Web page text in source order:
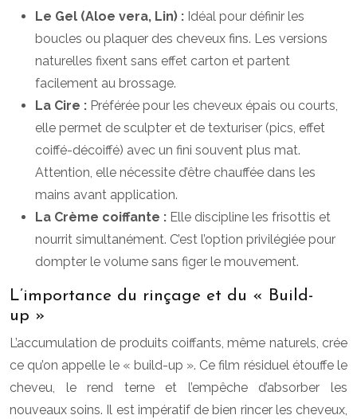
Le Gel (Aloe vera, Lin) : Idéal pour définir les
boucles ou plaquer des cheveux fins. Les versions
naturelles fixent sans effet carton et partent
facilement au brossage.
La Cire : Préférée pour les cheveux épais ou courts,
elle permet de sculpter et de texturiser (pics, effet
coiffé-décoiffé) avec un fini souvent plus mat.
Attention, elle nécessite d’être chauffée dans les
mains avant application.
La Crème coiffante : Elle discipline les frisottis et
nourrit simultanément. C’est l’option privilégiée pour
dompter le volume sans figer le mouvement.
L’importance du rinçage et du « Build-
up »
L’accumulation de produits coiffants, même naturels, crée
ce qu’on appelle le « build-up ». Ce film résiduel étouffe le
cheveu, le rend terne et l’empêche d’absorber les
nouveaux soins. Il est impératif de bien rincer les cheveux,